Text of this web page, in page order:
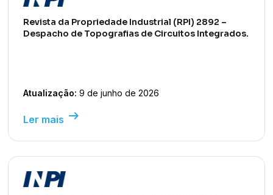
Revista da Propriedade Industrial (RPI) 2892 –
Despacho de Topografias de Circuitos Integrados.
Atualização: 9 de junho de 2026
Ler mais arrow_right_alt